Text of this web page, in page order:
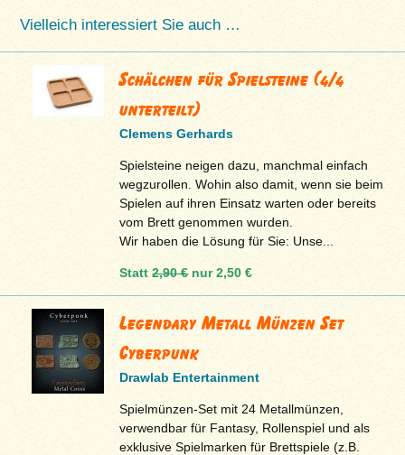
Vielleich interessiert Sie auch …
Schälchen für Spielsteine (4/4
unterteilt)
Clemens Gerhards
Spielsteine neigen dazu, manchmal einfach
wegzurollen. Wohin also damit, wenn sie beim
Spielen auf ihren Einsatz warten oder bereits
vom Brett genommen wurden.
Wir haben die Lösung für Sie: Unse...
Statt2,90 €nur2,50 €
Legendary Metall Münzen Set
Cyberpunk
Drawlab Entertainment
Spielmünzen-Set mit 24 Metallmünzen,
verwendbar für Fantasy, Rollenspiel und als
exklusive Spielmarken für Brettspiele (z.B.